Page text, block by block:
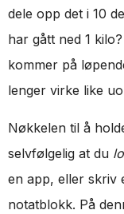
dele opp det i 10
har gått ned 1
kommer på
lenger virke like
Nøkkelen til å
selvfølgelig at du
en app, eller skriv
notatblokk. På